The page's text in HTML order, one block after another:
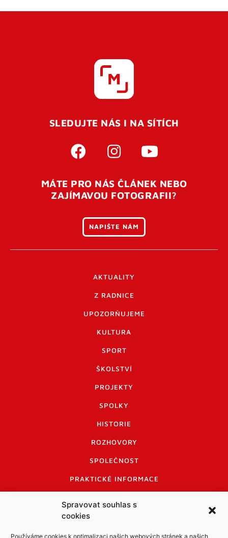
Spravovat souhlas s
cookies
Používáme cookies k optimalizaci našich webových stránek a našich
SLEDUJTE NÁS I NA SÍTÍCH
MÁTE PRO NÁS ČLÁNEK NEBO
ZAJÍMAVOU FOTOGRAFII?
NAPIŠTE NÁM
AKTUALITY
Z RADNICE
UPOZORŇUJEME
KULTURA
SPORT
ŠKOLSTVÍ
PROJEKTY
SPOLKY
HISTORIE
ROZHOVORY
SPOLEČNOST
PRAKTICKÉ INFORMACE
INFORMACE A KODEX DISKUTUJÍCÍCH
LOGO A LOGO MANUÁL